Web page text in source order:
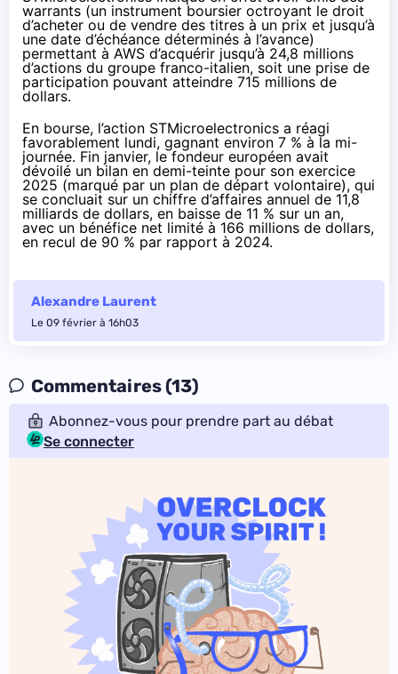
warrants (un instrument boursier octroyant le droit
d’acheter ou de vendre des titres à un prix et jusqu’à
une date d’échéance déterminés à l’avance)
permettant à AWS d’acquérir jusqu’à 24,8 millions
d’actions du groupe franco-italien, soit une prise de
participation pouvant atteindre 715 millions de
dollars.
En bourse, l’action STMicroelectronics a réagi
favorablement lundi, gagnant environ 7 % à la mi-
journée. Fin janvier, le fondeur européen avait
dévoilé un bilan en demi-teinte pour son exercice
2025 (marqué par un plan de départ volontaire), qui
se concluait sur un chiffre d’affaires annuel de 11,8
milliards de dollars, en baisse de 11 % sur un an,
avec un bénéfice net limité à 166 millions de dollars,
en recul de 90 % par rapport à 2024.
Alexandre Laurent
Le 09 février à 16h03
Commentaires (13)
Abonnez-vous pour prendre part au débat
Se connecter